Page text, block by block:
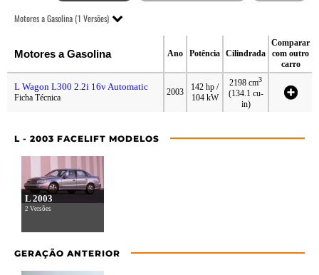
Motores a Gasolina (1 Versões)
Motores a Gasolina Ano Potência Cilindrada
Comparar
com outro
carro
L Wagon L300 2.2i 16v Automatic
Ficha Técnica
2003
142 hp /
104 kW
2198 cm3
(134.1 cu-
in)
L - 2003 FACELIFT MODELOS
L 2003
2 Versões
GERAÇÃO ANTERIOR